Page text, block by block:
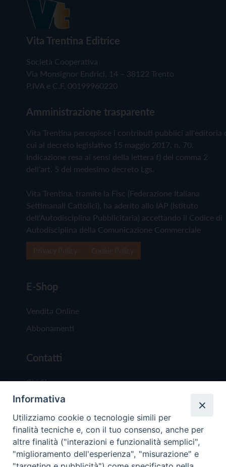
Vita Trentina Editrice
Società Cooperativa
Via Monsignor Endrici, 14 – 38122 Trento
P.IVA e C.F. 00199960220
Amministrazione trasparente
Vita Trentina percepisce i contributi pubblici all'editoria
cui al decreto legislativo 15 maggio 2017, n. 70.
Indicazione resa ai sensi della lettera f) del comma 2
dell'art. 5 del medesimo decreto Lgs.
Vita Trentina, tramite la Fisc (Federazione Italiana
Settimanali Cattolici), ha aderito allo IAP (Istituto
dell'Autodisciplina Pubblicitaria) accettando il Codice di
Autodisciplina della Comunicazione Commerciale
E-Shop
Vendita Online
Abbonamenti
Contatti
Chi Siamo
Redazione
Scrivici
Informativa
Utilizziamo cookie o tecnologie simili per
finalità tecniche e, con il tuo consenso, anche per
altre finalità ("interazioni e funzionalità semplici",
"miglioramento dell'esperienza", "misurazione" e